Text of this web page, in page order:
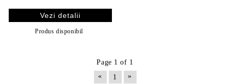
Vezi detalii
Produs disponibil
Page 1 of 1
«
1 »